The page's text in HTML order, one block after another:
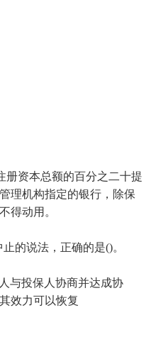
资本总额的百分之二十提
理机构指定的银行，除保
得动用。
说法，正确的是()。
投保人协商并达成协
效力可以恢复